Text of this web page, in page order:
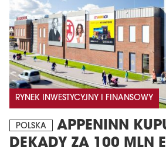
RYNEK INWESTYCYJNY I FINANSOWY
POLSKA
APPENINN
DEKADY ZA 100 MLN